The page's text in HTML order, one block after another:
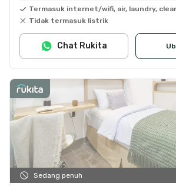
Termasuk internet/wifi, air, laundry,
Tidak termasuk listrik
Chat Rukita
Sedang penuh